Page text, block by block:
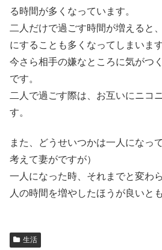
る時間が多くなっています。
二人だけで過ごす時間が増えると
にすることも多くなってしまいます
今さら相手の嫌なところに気がつ
です。
二人で過ごす際は、お互いにニコ
す。
また、どうせいつかは一人になっ
考えて妻がですが）
一人になった時、それまでと変わ
人の時間を増やしたほうが良いと
生活